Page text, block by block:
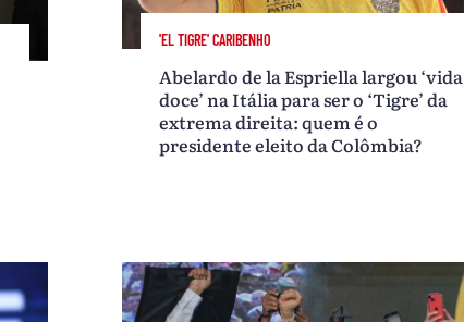
'EL TIGRE' CARIBENHO
Abelardo de la Espriella largou ‘vida
doce’ na Itália para ser o ‘Tigre’ da
extrema direita: quem é o
presidente eleito da Colômbia?